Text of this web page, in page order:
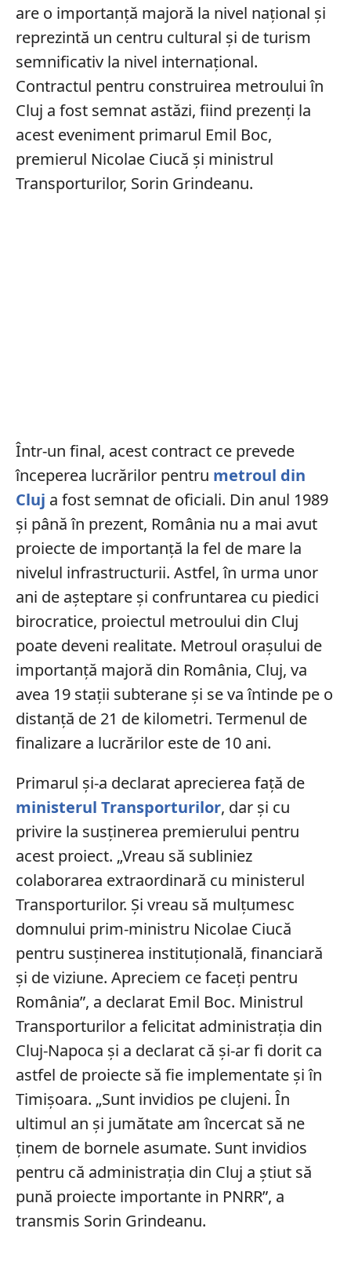
are o importanță majoră la nivel național și
reprezintă un centru cultural și de turism
semnificativ la nivel internațional.
Contractul pentru construirea metroului în
Cluj a fost semnat astăzi, fiind prezenți la
acest eveniment primarul Emil Boc,
premierul Nicolae Ciucă și ministrul
Transporturilor, Sorin Grindeanu.
Într-un final, acest contract ce prevede
începerea lucrărilor pentru metroul din
Cluj a fost semnat de oficiali. Din anul 1989
și până în prezent, România nu a mai avut
proiecte de importanță la fel de mare la
nivelul infrastructurii. Astfel, în urma unor
ani de așteptare și confruntarea cu piedici
birocratice, proiectul metroului din Cluj
poate deveni realitate. Metroul orașului de
importanță majoră din România, Cluj, va
avea 19 stații subterane și se va întinde pe o
distanță de 21 de kilometri. Termenul de
finalizare a lucrărilor este de 10 ani.
Primarul și-a declarat aprecierea față de
ministerul Transporturilor, dar și cu
privire la susținerea premierului pentru
acest proiect. „Vreau să subliniez
colaborarea extraordinară cu ministerul
Transporturilor. Și vreau să mulțumesc
domnului prim-ministru Nicolae Ciucă
pentru susținerea instituțională, financiară
și de viziune. Apreciem ce faceți pentru
România”, a declarat Emil Boc. Ministrul
Transporturilor a felicitat administrația din
Cluj-Napoca și a declarat că și-ar fi dorit ca
astfel de proiecte să fie implementate și în
Timișoara. „Sunt invidios pe clujeni. În
ultimul an și jumătate am încercat să ne
ținem de bornele asumate. Sunt invidios
pentru că administrația din Cluj a știut să
pună proiecte importante in PNRR”, a
transmis Sorin Grindeanu.